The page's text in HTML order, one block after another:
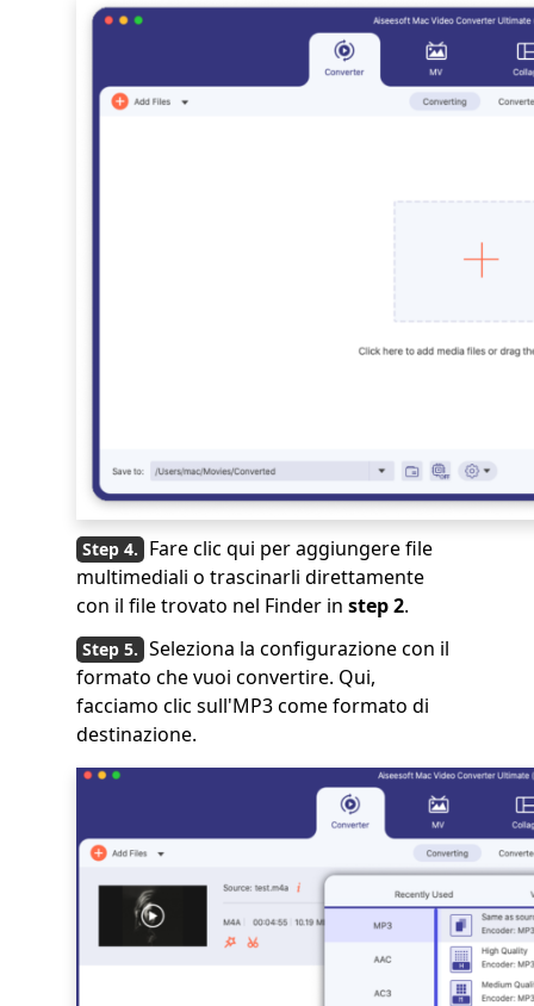
Fare clic qui per aggiungere file
multimediali o trascinarli direttamente
con il file trovato nel Finder in step 2.
Seleziona la configurazione con il
formato che vuoi convertire. Qui,
facciamo clic sull'MP3 come formato di
destinazione.